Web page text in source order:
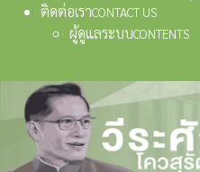
ติดต่อเราCONTACT US
ผู้ดูแลระบบCONTENTS